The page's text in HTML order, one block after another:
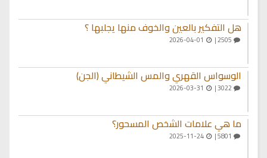
هل التفكير بالعين والخوف منها يجلبها ؟
الوسواس القهري والمس الشيطاني (الجن)
ما هي علامات الشخص المسحور؟
2025-11-24